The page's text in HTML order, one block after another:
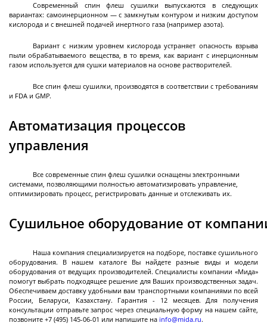
Грануляторы
Ленточные грануляторы-кристаллизаторы
мельницы
Струйные мельницы с псевдоожиженным
слоем
Паровые струйные мельницы
Воздушные центробежные классификаторы -
сортировщики
Далее
Исследование
Современный спин флеш сушилки выпускаются в следующих
вариантах: самоинерционном — с замкнутым контуром и низким доступом
кислорода и с внешней подачей инертного газа (например азота).
Вариант с низким уровнем кислорода устраняет опасность взрыва
пыли обрабатываемого вещества, в то время, как вариант с инерционным
газом используется для сушки материалов на основе растворителей.
Все спин флеш сушилки, производятся в соответствии с требованиям
и FDA и GMP.
Автоматизация процессов
управления
Все современные спин флеш сушилки оснащены электронными
системами, позволяющими полностью автоматизировать управление,
оптимизировать процесс, регистрировать данные и отслеживать их.
Сушильное оборудование от
Наша компания специализируется на подборе, поставке сушильного
оборудования. В нашем каталоге Вы найдете разные виды и модели
оборудования от ведущих производителей. Специалисты компании «Мида»
помогут выбрать подходящее решение для Ваших производственных задач.
Обеспечиваем доставку удобными вам транспортными компаниями по всей
России, Беларуси, Казахстану. Гарантия - 12 месяцев. Для получения
консультации отправьте запрос через специальную форму на нашем сайте,
позвоните +7 (495) 145-06-01 или напишите на info@mida.ru.